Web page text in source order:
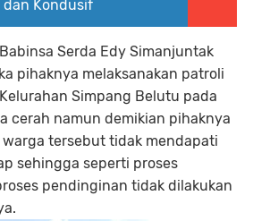
dan Kondusif
Serda Edy Simanjuntak
pihaknya melaksanakan patroli
Simpang Belutu pada
cerah namun demikian pihaknya
tersebut tidak mendapati
sehingga seperti proses
pendinginan tidak dilakukan